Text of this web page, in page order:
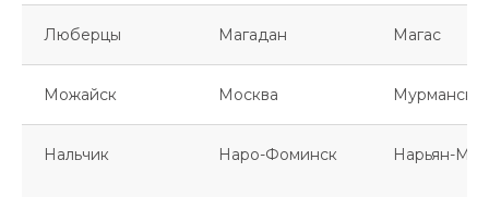
Люберцы Магадан Магас
Можайск Москва Мурманск
Нальчик Наро-Фоминск Нарьян-Мар